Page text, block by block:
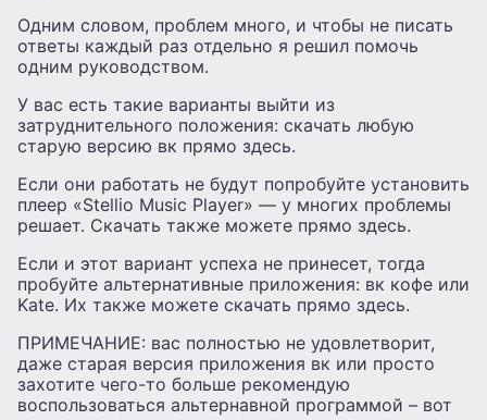
Одним словом, проблем много, и чтобы не писать
ответы каждый раз отдельно я решил помочь
одним руководством.
У вас есть такие варианты выйти из
затруднительного положения: скачать любую
старую версию вк прямо здесь.
Если они работать не будут попробуйте установить
плеер «Stellio Music Player» — у многих проблемы
решает. Скачать также можете прямо здесь.
Если и этот вариант успеха не принесет, тогда
пробуйте альтернативные приложения: вк кофе или
Kate. Их также можете скачать прямо здесь.
ПРИМЕЧАНИЕ: вас полностью не удовлетворит,
даже старая версия приложения вк или просто
захотите чего-то больше рекомендую
воспользоваться альтернавной программой – вот